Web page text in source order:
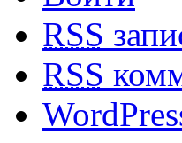
RSS
RSS